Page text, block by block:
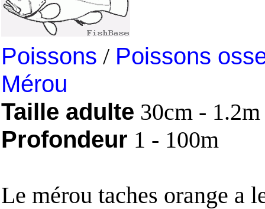
Poissons / Poissons
Mérou
Taille adulte 30cm - 1.2m
Profondeur 1 - 100m
Le mérou taches orange a